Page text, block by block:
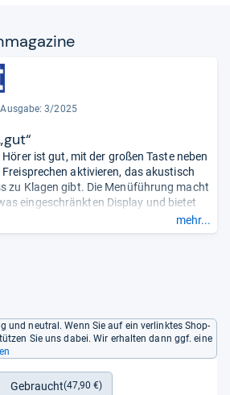
Ausgabe: 3/2025
ist gut, mit der großen Taste neben
aktivieren, das akustisch
zu Klagen gibt. Die Menüführung macht
eingeschränkten Display und bietet
Rufumleitungen oder den Abruf einer
Allerdings, ein Seniorentelefon ist das
mehr...
und neutral. Wenn Sie auf ein verlinktes Shop-
Sie uns dabei. Wir erhalten dann ggf. eine
Gebraucht(47,90 €)